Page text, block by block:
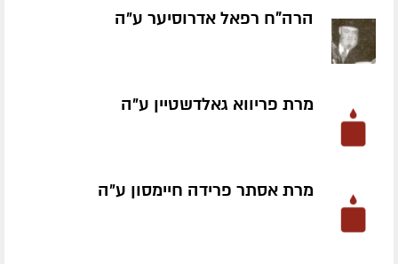
הרה"ח רפאל אדרוסיער ע״ה
מרת פריווא גאלדשטיין ע״ה
מרת אסתר פרידה חיימסון ע״ה